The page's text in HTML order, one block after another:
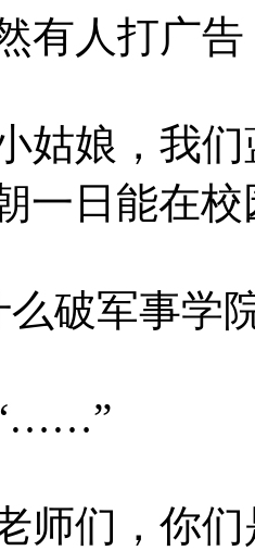
有人打广告
姑娘，我们
一日能在
军事学院
师们，你们